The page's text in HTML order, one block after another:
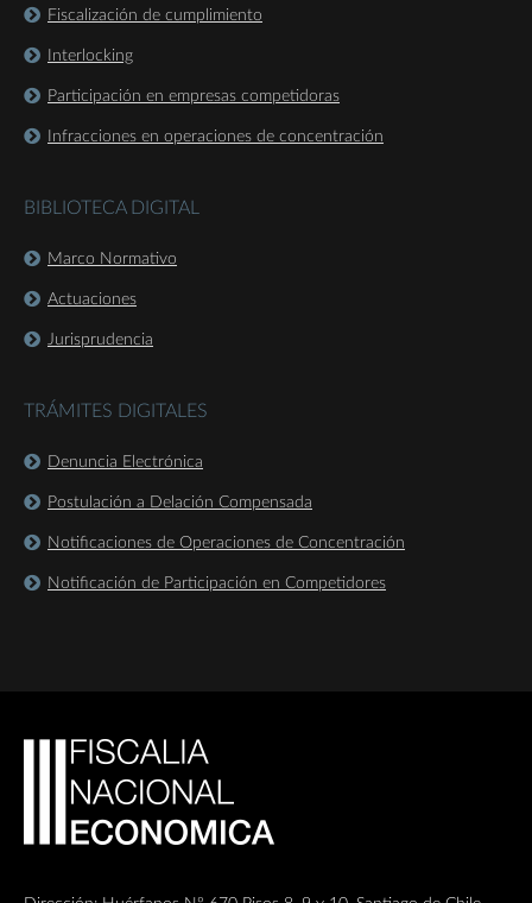
Fiscalización de cumplimiento
Interlocking
Participación en empresas competidoras
Infracciones en operaciones de concentración
BIBLIOTECA DIGITAL
Marco Normativo
Actuaciones
Jurisprudencia
TRÁMITES DIGITALES
Denuncia Electrónica
Postulación a Delación Compensada
Notificaciones de Operaciones de Concentración
Notificación de Participación en Competidores